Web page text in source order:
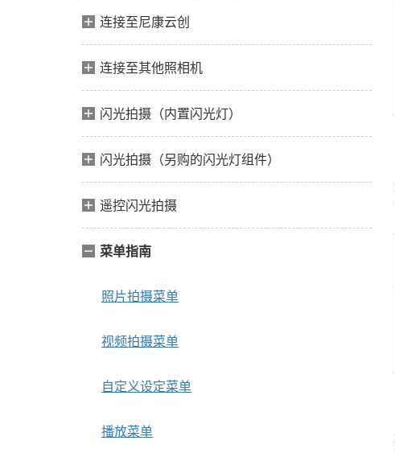
连接至尼康云创
连接至其他照相机
闪光拍摄（内置闪光灯）
闪光拍摄（另购的闪光灯组件）
遥控闪光拍摄
菜单指南
照片拍摄菜单
视频拍摄菜单
自定义设定菜单
播放菜单